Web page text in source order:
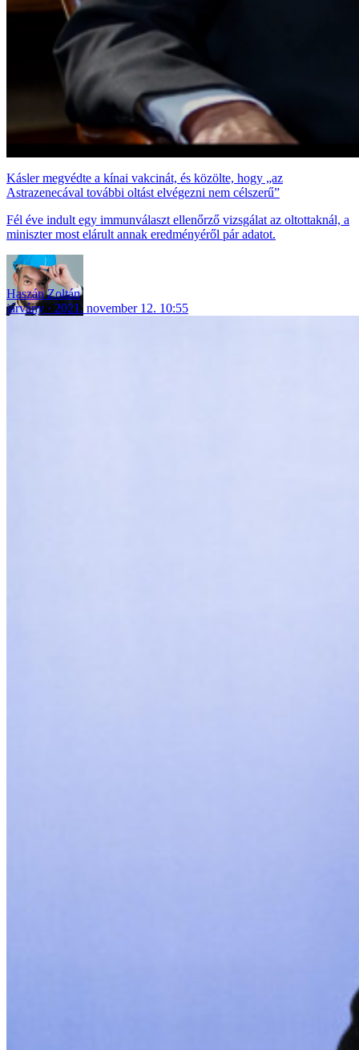
Kásler megvédte a kínai vakcinát, és közölte, hogy „az
Astrazenecával további oltást elvégezni nem célszerű”
Fél éve indult egy immunválaszt ellenőrző vizsgálat az oltottaknál, a
miniszter most elárult annak eredményéről pár adatot.
Haszán Zoltán
járvány
2021. november 12. 10:55